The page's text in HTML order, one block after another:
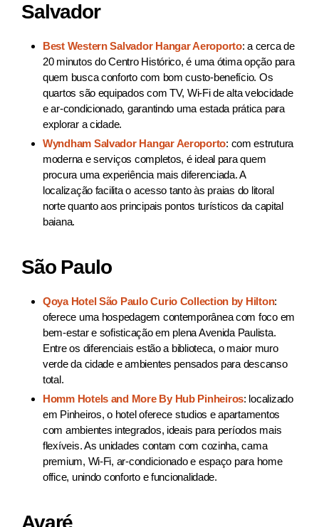
Salvador
Best Western Salvador Hangar Aeroporto: a cerca de
20 minutos do Centro Histórico, é uma ótima opção para
quem busca conforto com bom custo-benefício. Os
quartos são equipados com TV, Wi-Fi de alta velocidade
e ar-condicionado, garantindo uma estada prática para
explorar a cidade.
Wyndham Salvador Hangar Aeroporto: com estrutura
moderna e serviços completos, é ideal para quem
procura uma experiência mais diferenciada. A
localização facilita o acesso tanto às praias do litoral
norte quanto aos principais pontos turísticos da capital
baiana.
São Paulo
Qoya Hotel São Paulo Curio Collection by Hilton:
oferece uma hospedagem contemporânea com foco em
bem-estar e sofisticação em plena Avenida Paulista.
Entre os diferenciais estão a biblioteca, o maior muro
verde da cidade e ambientes pensados para descanso
total.
Homm Hotels and More By Hub Pinheiros: localizado
em Pinheiros, o hotel oferece studios e apartamentos
com ambientes integrados, ideais para períodos mais
flexíveis. As unidades contam com cozinha, cama
premium, Wi-Fi, ar-condicionado e espaço para home
office, unindo conforto e funcionalidade.
Avaré